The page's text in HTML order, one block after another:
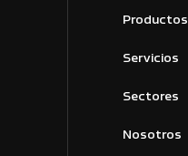
Productos
Servicios
Sectores
Nosotros